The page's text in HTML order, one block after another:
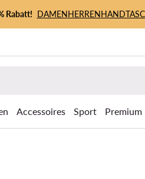
Rabatt! DAMENHERREN
Accessoires Sport Premium